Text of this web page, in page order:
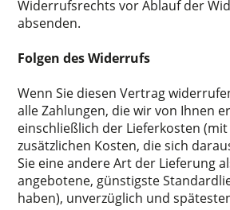
Widerrufsrechts vor Ablauf der
absenden.
Folgen des Widerrufs
Wenn Sie diesen Vertrag
alle Zahlungen, die wir von Ihnen
einschließlich der Lieferkosten
zusätzlichen Kosten, die sich
Sie eine andere Art der Lieferung
angebotene, günstigste
haben), unverzüglich und